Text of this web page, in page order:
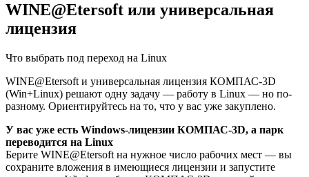
WINE@Etersoft или универсальная
лицензия
Что выбрать под переход на Linux
WINE@Etersoft и универсальная лицензия КОМПАС-3D
(Win+Linux) решают одну задачу — работу в Linux — но по-
разному. Ориентируйтесь на то, что у вас уже закуплено.
У вас уже есть Windows-лицензии КОМПАС-3D, а парк
переводится на Linux
Берите WINE@Etersoft на нужное число рабочих мест — вы
сохраните вложения в имеющиеся лицензии и запустите